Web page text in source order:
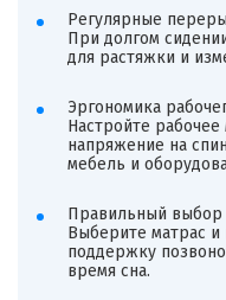
Регулярные
При долгом
для растяжки и
Эргономика
Настройте
напряжение на
мебель и
Правильный выбор
Выберите матрас
поддержку
время сна.